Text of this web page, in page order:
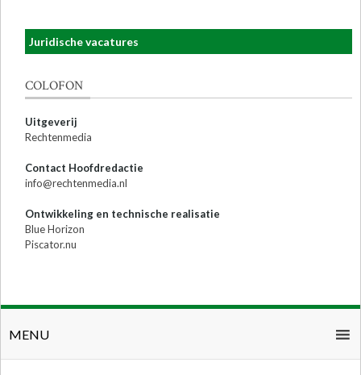
Juridische vacatures
COLOFON
Uitgeverij
Rechtenmedia
Contact Hoofdredactie
info@rechtenmedia.nl
Ontwikkeling en technische realisatie
Blue Horizon
Piscator.nu
MENU